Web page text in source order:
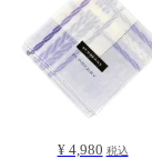
¥ 4,980 税込